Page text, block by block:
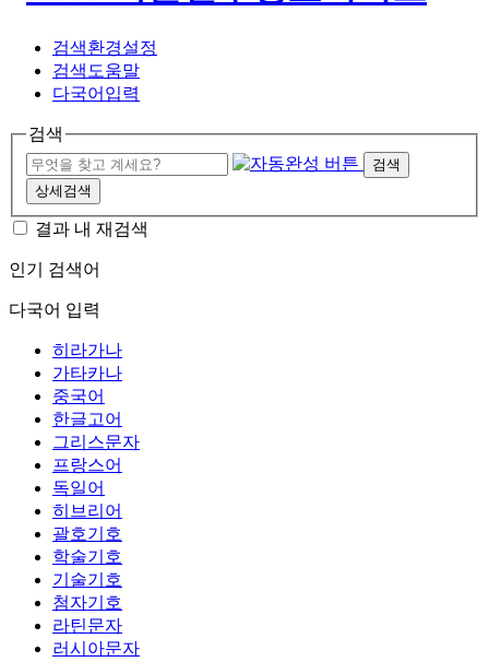
검색환경설정
검색도움말
다국어입력
검색
검색
상세검색
결과 내 재검색
인기 검색어
다국어 입력
히라가나
가타카나
중국어
한글고어
그리스문자
프랑스어
독일어
히브리어
괄호기호
학술기호
기술기호
첨자기호
라틴문자
러시아문자